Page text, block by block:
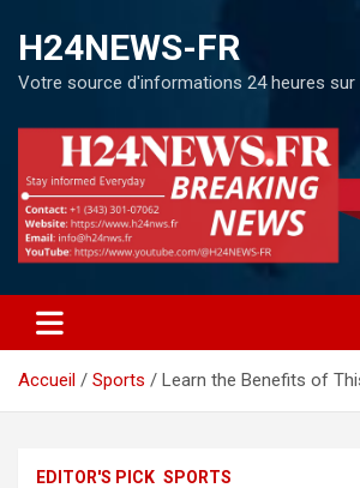
H24NEWS-FR
Votre source d'informations 24 heures sur
Accueil Sports Learn the Benefits of
EDITOR'S PICK SPORTS